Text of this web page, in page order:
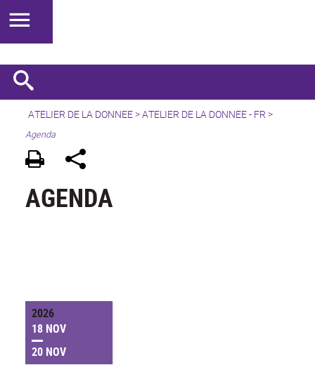
ATELIER DE LA DONNEE>ATELIER DE LA DONNEE - FR >
Agenda
AGENDA
2026
18 NOV
20 NOV